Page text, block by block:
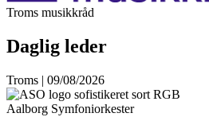
Troms musikkråd
Daglig leder
Troms | 09/08/2026
Aalborg Symfoniorkester